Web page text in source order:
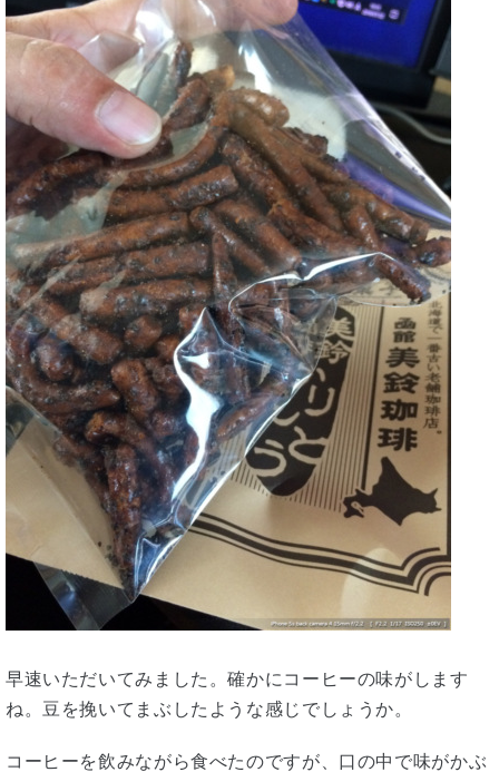
早速いただいてみました。確かにコーヒーの味がします
ね。豆を挽いてまぶしたような感じでしょうか。
コーヒーを飲みながら食べたのですが、口の中で味がかぶ